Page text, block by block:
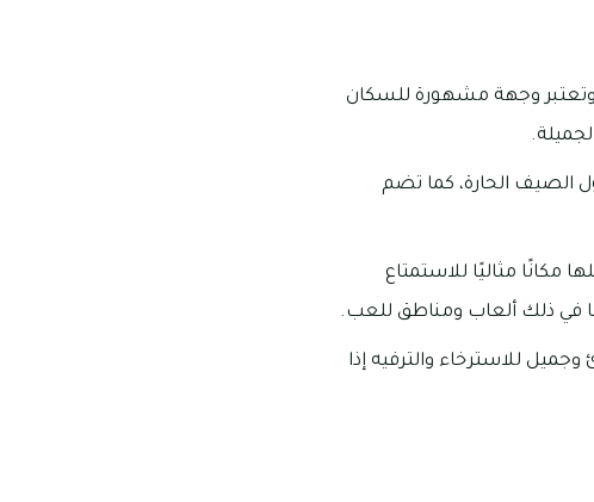
وتعتبر وجهة مشهورة للسكان
الصيف الحارة، كما تضم
مثاليًا للاستمتاع
في ذلك ألعاب ومناطق للعب.
للاسترخاء والترفيه إذا